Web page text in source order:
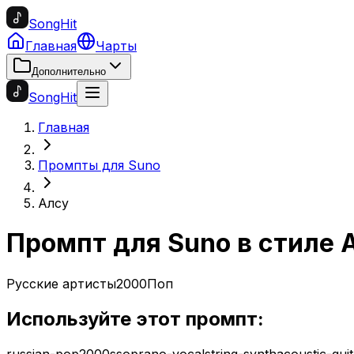
SongHit
Главная
Чарты
Дополнительно
SongHit
Главная
Промпты для Suno
Алсу
Промпт для Suno в стиле
Русские артисты2000Поп
Используйте этот промпт: